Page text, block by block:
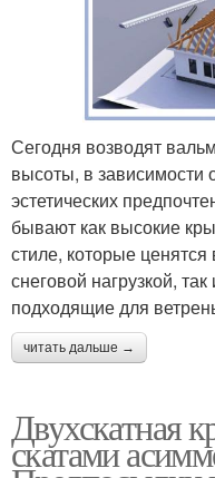
Сегодня возводят
высоты, в зависимости
эстетических
бывают как высокие
стиле, которые
снеговой нагрузкой,
подходящие для
читать дальше →
Двухскатная
скатами